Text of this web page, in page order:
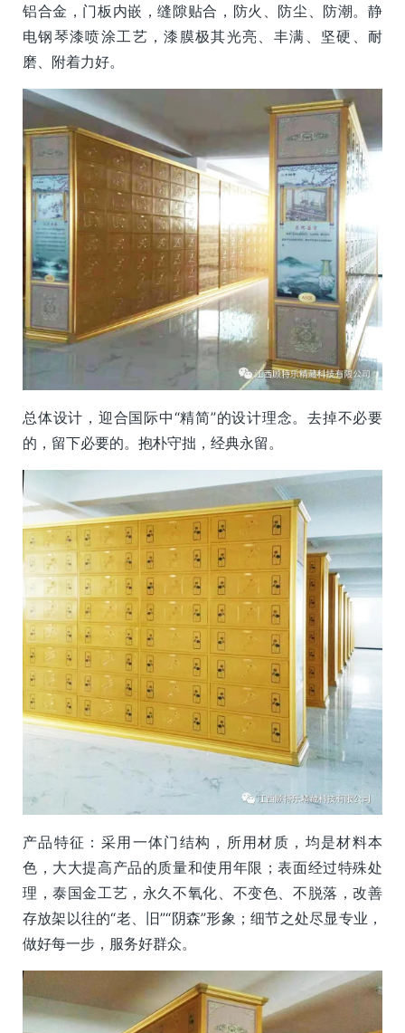
铝合金，门板内嵌，缝隙贴合，防火、防尘、防潮。静
电钢琴漆喷涂工艺，漆膜极其光亮、丰满、坚硬、耐
磨、附着力好。
总体设计，迎合国际中“精简”的设计理念。去掉不必要
的，留下必要的。抱朴守拙，经典永留。
产品特征：采用一体门结构，所用材质，均是材料本
色，大大提高产品的质量和使用年限；表面经过特殊处
理，泰国金工艺，永久不氧化、不变色、不脱落，改善
存放架以往的“老、旧”“阴森”形象；细节之处尽显专业，
做好每一步，服务好群众。